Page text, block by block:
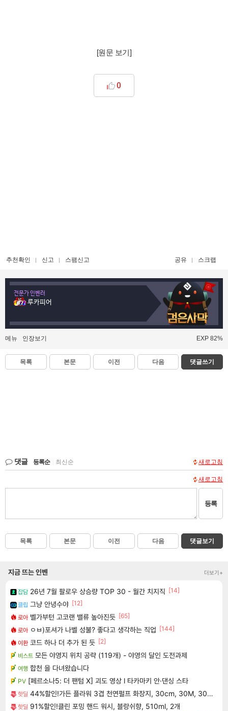
[원문 보기]
0
추천확인 신고 스팸신고 공유 스크랩
전문가 인벤러
루카피어
메뉴 인장보기 EXP 82%
목록 본문 이전 다음 댓글쓰기
댓글 등록순 최신순 새로고침
새로고침
등록
목록 본문 이전 다음 댓글보기
지금 뜨는 인벤 더보기+
잡담 26년 7월 팔로우 상승량 TOP 30 - 월간 치지직 [14]
클립 그냥 안녕수야 [12]
로아 벨가부턴 고코랜 밸류 높아진듯 [65]
로아 ㅇㅂ)포셔가 나벨 성불? 좋다고 생각하는 직업 [144]
이환 코드 하나 더 추가 된 듯 [2]
비스트 모든 야영지 위치 공략 (119개) - 야영의 달인 도전과제
여행 합천 을 다녀왔습니다
PV [페르소나5: 더 팬텀 X] 괴도 영상 l 타카마키 안·댄싱 스타
핫딜 44%할인!가든 플라워 3겹 천연펄프 화장지, 30cm, 30M, 30롤, 2팩
핫딜 91%할인!클린 포밍 핸드 워시, 블랑쉬향, 510ml, 2개